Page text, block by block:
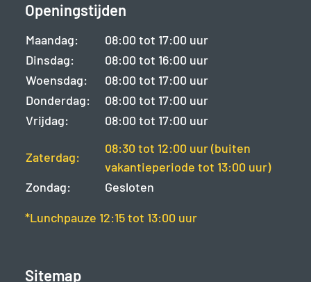
Openingstijden
Maandag:
08:00 tot 17:00 uur
Dinsdag:
08:00 tot 16:00 uur
Woensdag:
08:00 tot 17:00 uur
Donderdag:
08:00 tot 17:00 uur
Vrijdag:
08:00 tot 17:00 uur
Zaterdag:
08:30 tot 12:00 uur (buiten
vakantieperiode tot 13:00 uur)
Zondag:
Gesloten
*Lunchpauze 12:15 tot 13:00 uur
Sitemap